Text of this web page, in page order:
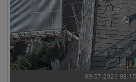
09.07.2026 08:15